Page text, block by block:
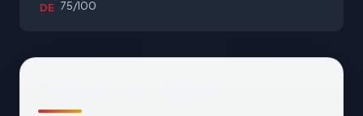
DE 75/100